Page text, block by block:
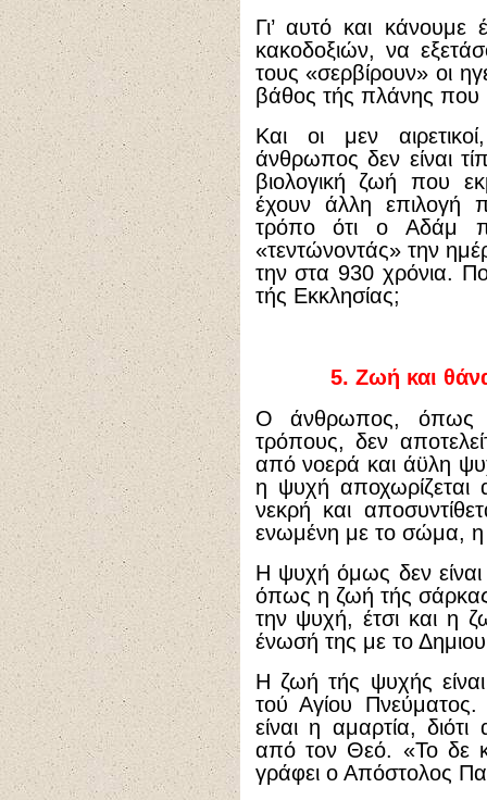
Γι’ αυτό και κάνουμε
κακοδοξιών, να
τους «σερβίρουν» οι
βάθος τής πλάνης που
Και οι μεν
άνθρωπος δεν είναι
βιολογική ζωή που
έχουν άλλη επιλογή
τρόπο ότι ο Αδάμ
«τεντώνοντάς» την
την στα 930 χρόνια.
τής Εκκλησίας;
5. Ζωή και
Ο άνθρωπος, όπως
τρόπους, δεν
από νοερά και άϋλη
η ψυχή αποχωρίζεται
νεκρή και
ενωμένη με το σώμα, η
Η ψυχή όμως δεν
όπως η ζωή τής
την ψυχή, έτσι και η
ένωσή της με το
Η ζωή τής ψυχής
τού Αγίου
είναι η αμαρτία,
από τον Θεό. «Το δε
γράφει ο Απόστολος